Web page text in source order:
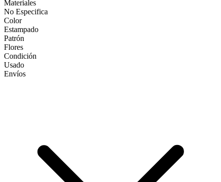
Materiales
No Especifica
Color
Estampado
Patrón
Flores
Condición
Usado
Envíos